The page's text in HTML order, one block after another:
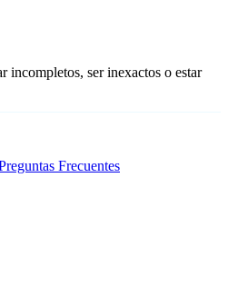
ser inexactos o estar
Frecuentes